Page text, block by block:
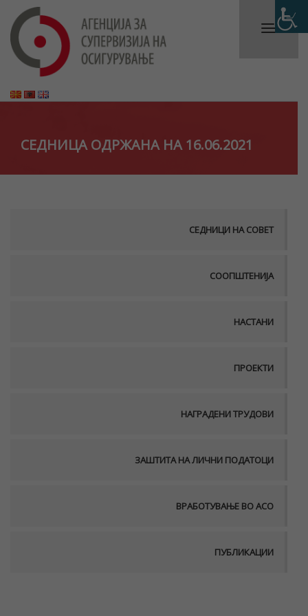
СЕДНИЦА ОДРЖАНА НА 16.06.2021
СЕДНИЦИ НА СОВЕТ
СООПШТЕНИЈА
НАСТАНИ
ПРОЕКТИ
НАГРАДЕНИ ТРУДОВИ
ЗАШТИТА НА ЛИЧНИ ПОДАТОЦИ
ВРАБОТУВАЊЕ ВО АСО
ПУБЛИКАЦИИ